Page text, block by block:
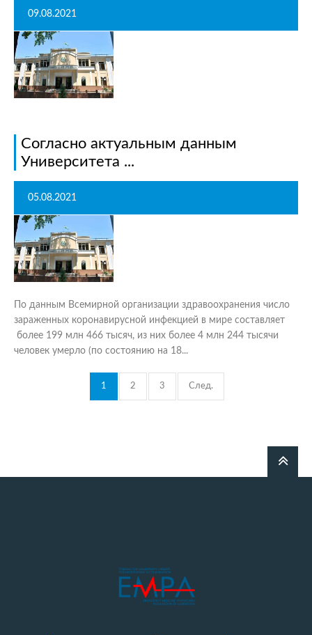
09.08.2021
Согласно актуальным данным
Университета ...
05.08.2021
По данным Всемирной организации здравоохранения число
зараженных коронавирусной инфекцией в мире составляет
более 199 млн 466 тысяч, из них более 4 млн 244 тысячи
человек умерло (по состоянию на 18...
1 2 3 След.